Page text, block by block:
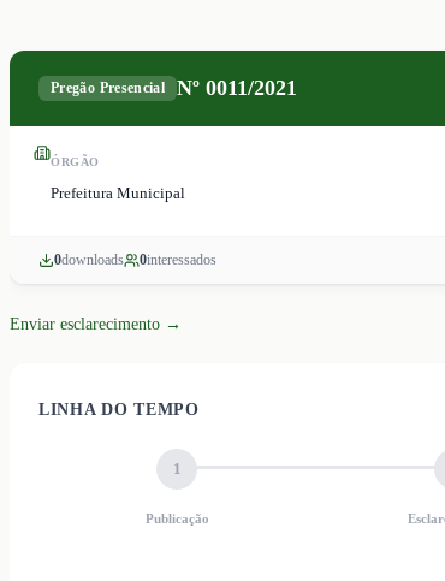
Pregão Presencial Nº0011/2021
ÓRGÃO
Prefeitura Municipal
0downloads 0interessados
Enviar esclarecimento →
LINHA DO TEMPO
1
Publicação